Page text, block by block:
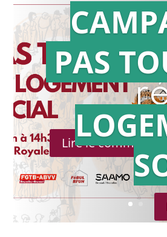
Lire le
PAS